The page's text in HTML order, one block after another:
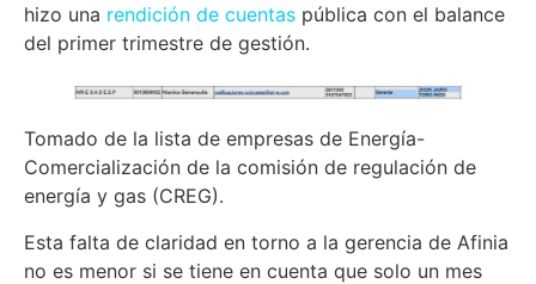
hizo una rendición de cuentas pública con el balance
del primer trimestre de gestión.
Tomado de la lista de empresas de Energía-
Comercialización de la comisión de regulación de
energía y gas (CREG).
Esta falta de claridad en torno a la gerencia de Afinia
no es menor si se tiene en cuenta que solo un mes